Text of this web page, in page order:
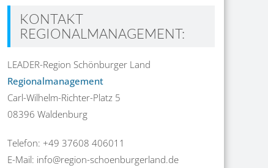
KONTAKT
REGIONALMANAGEMENT:
LEADER-Region Schönburger Land
Regionalmanagement
Carl-Wilhelm-Richter-Platz 5
08396 Waldenburg
Telefon: +49 37608 406011
E-Mail: info@region-schoenburgerland.de